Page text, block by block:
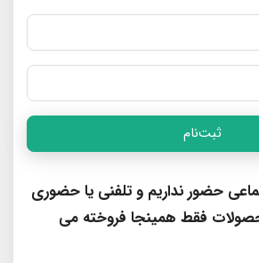
ثبت‌نام
حضور نداریم و تلفنی یا حضوری
فقط همینجا فروخته می